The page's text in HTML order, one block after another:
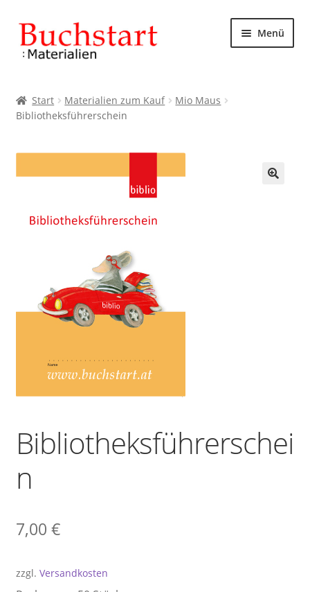
Zur
Navigation
springen
Zum
Inhalt
springen
Menü
AGB
Datenschutzbelehrung
Kasse
Rechtliches
Warenkorb
Zahlungsarten
Start Materialien zum Kauf
Mio Maus
Bibliotheksführerschein
Bibliotheksführerschei
n
7,00 €
zzgl. Versandkosten